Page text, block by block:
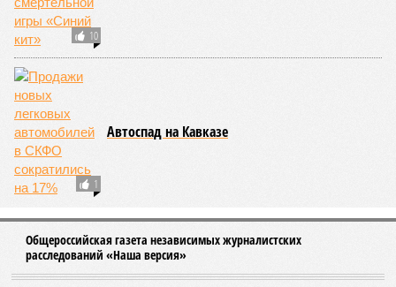
10
1
Автоспад на Кавказе
Общероссийская газета независимых журналистских
расследований «Наша версия»